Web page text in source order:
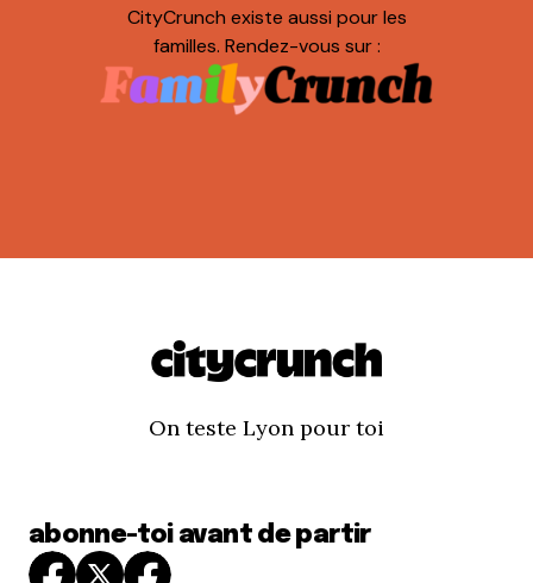
CityCrunch existe aussi pour les
familles. Rendez-vous sur :
On teste Lyon pour toi
abonne-toi avant de partir